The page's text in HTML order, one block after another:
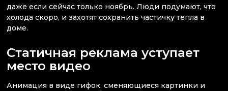
даже если сейчас только ноябрь. Люди подумают, что
холода скоро, и захотят сохранить частичку тепла в
доме.
Статичная реклама уступает
место видео
Анимация в виде гифок, сменяющиеся картинки и